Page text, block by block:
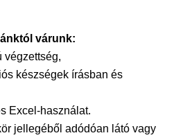
várunk:
végzettség,
készségek írásban és
Excel-használat.
jellegéből adódóan látó vagy